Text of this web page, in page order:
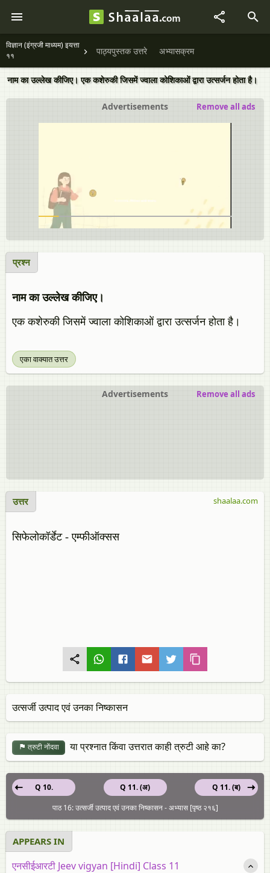
विज्ञान (इंग्रजी माध्यम) इयत्ता
११
पाठ्यपुस्तक उत्तरे अभ्यासक्रम
नाम का उल्लेख कीजिए। एक कशेरुकी जिसमें ज्वाला कोशिकाओं द्वारा उत्सर्जन होता है।
Advertisements Remove all ads
प्रश्न
नाम का उल्लेख कीजिए।
एक कशेरुकी जिसमें ज्वाला कोशिकाओं द्वारा उत्सर्जन होता है।
एका वाक्यात उत्तर
Advertisements Remove all ads
उत्तर
सिफेलोकॉर्डेट - एम्फीऑक्सस
shaalaa.com
उत्सर्जी उत्पाद एवं उनका निष्कासन
त्रुटी नोंदवा या प्रश्नात किंवा उत्तरात काही त्रुटी आहे का?
Q 11. (अ)
Q 10.
Q 11. (ब)
पाठ 16: उत्सर्जी उत्पाद एवं उनका निष्कासन - अभ्यास [पृष्ठ २१६]
APPEARS IN
एनसीईआरटी Jeev vigyan [Hindi] Class 11